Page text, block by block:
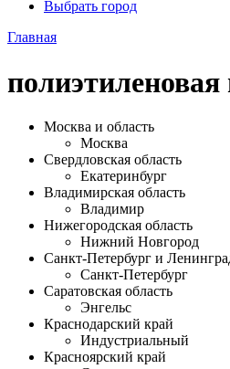
Выбрать город
Главная
полиэтиленовая
Москва и область
Москва
Свердловская область
Екатеринбург
Владимирская область
Владимир
Нижегородская область
Нижний Новгород
Санкт-Петербург и
Санкт-Петербург
Саратовская область
Энгельс
Краснодарский край
Индустриальный
Красноярский край